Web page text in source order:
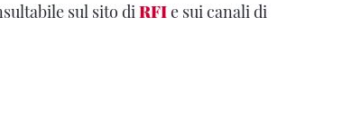
sul sito diRFIe sui canali di